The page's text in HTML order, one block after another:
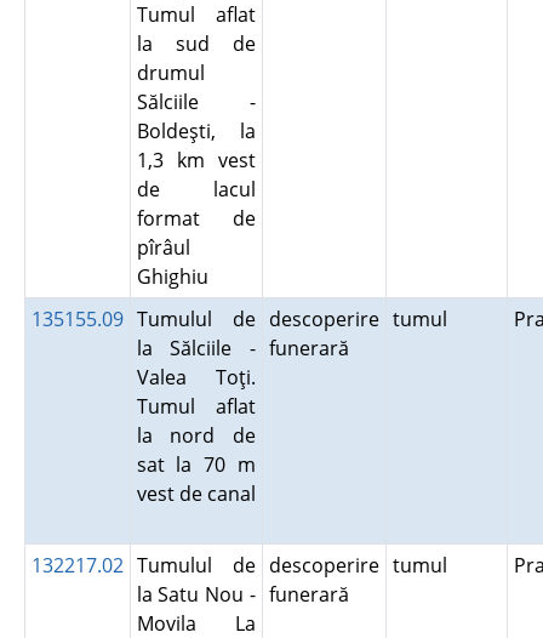
Tumul aflat
la sud de
drumul
Sălciile -
Boldeşti, la
1,3 km vest
de lacul
format de
pîrâul
Ghighiu
135155.09 Tumulul de
la Sălciile -
Valea Toţi.
Tumul aflat
la nord de
sat la 70 m
vest de canal
descoperire
funerară
tumul
132217.02 Tumulul de
la Satu Nou -
Movila La
descoperire
funerară
tumul